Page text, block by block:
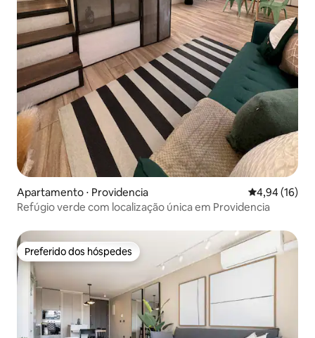
Apartamento ⋅ Providencia 4,94 de uma
4,94 (16)
Refúgio verde com localização única em Providencia
Preferido dos hóspedes
Preferido dos hóspedes